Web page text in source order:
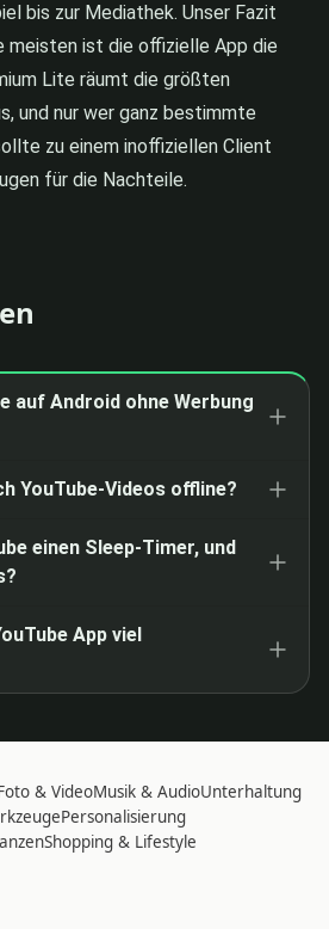
bis zur Mediathek. Unser Fazit
meisten ist die offizielle App die
Lite räumt die größten
und nur wer ganz bestimmte
zu einem inoffiziellen Client
für die Nachteile.
auf Android ohne Werbung
YouTube-Videos offline?
einen Sleep-Timer, und
App viel
& VideoMusik & AudioUnterhaltung
Personalisierung
Shopping & Lifestyle